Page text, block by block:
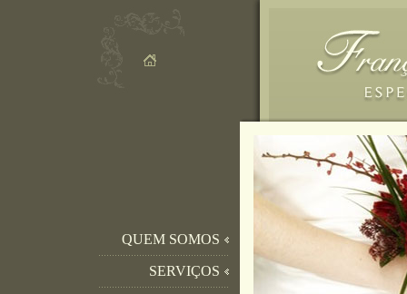
QUEM SOMOS
SERVIÇOS